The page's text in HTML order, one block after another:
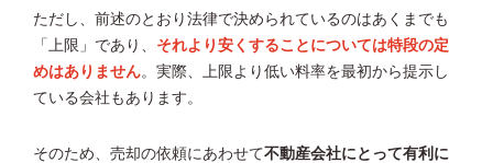
ただし、前述のとおり法律で決められているのはあくまでも
「上限」であり、 それより安くすることについては特段の定
めはありません。実際、上限より低い料率を最初から提示し
ている会社もあります。
そのため、売却の依頼にあわせて不動産会社にとって有利に